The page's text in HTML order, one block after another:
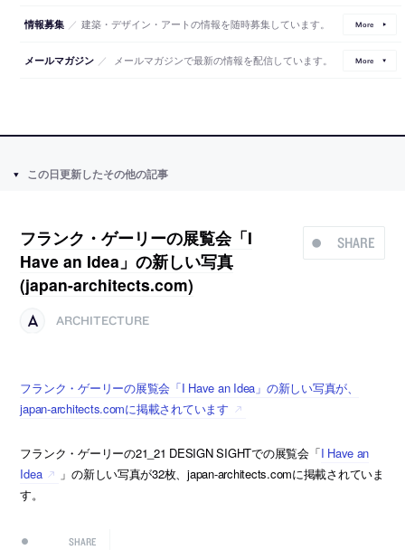
情報募集 ／ 建築・デザイン・アートの情報を随時募集しています。 More
メールマガジン ／ メールマガジンで最新の情報を配信しています。 More
この日更新したその他の記事
SHARE
フランク・ゲーリーの展覧会「I
Have an Idea」の新しい写真
(japan-architects.com)
ARCHITECTURE
フランク・ゲーリーの展覧会「I Have an Idea」の新しい写真が、
japan-architects.comに掲載されています
フランク・ゲーリーの21_21 DESIGN SIGHTでの展覧会「I Have an
Idea
」の新しい写真が32枚、japan-architects.comに掲載されていま
す。
SHARE